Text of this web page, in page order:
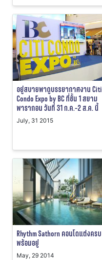
อยู่สบายพาดูบรรยากาศงาน Citi
Condo Expo by BC ที่ชั้น 1 สยาม
พารากอน วันที่ 31 ก.ค.-2 ส.ค. นี้
July, 31 2015
Rhythm Sathorn คอนโดแต่งครบ
พร้อมอยู่
May, 29 2014